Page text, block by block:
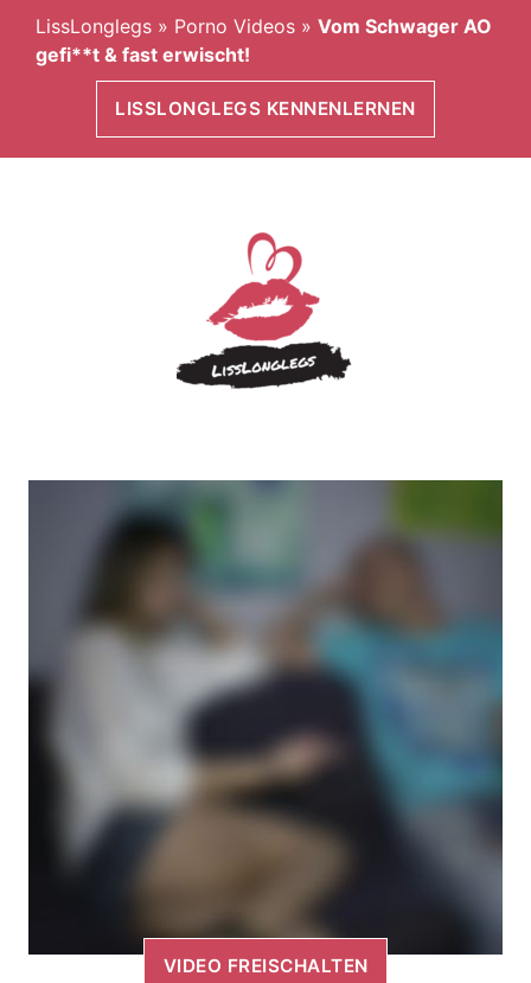
LissLonglegs » Porno Videos » Vom Schwager AO
gefi**t & fast erwischt!
LISSLONGLEGS KENNENLERNEN
VIDEO FREISCHALTEN